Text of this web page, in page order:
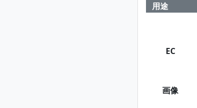
用途
EC
画像